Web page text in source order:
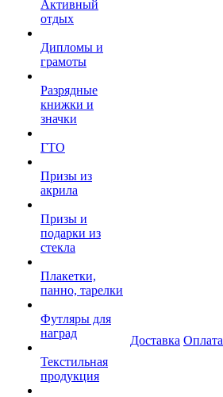
Активный
отдых
Дипломы и
грамоты
Разрядные
книжки и
значки
ГТО
Призы из
акрила
Призы и
подарки из
стекла
Плакетки,
панно, тарелки
Футляры для
наград
Текстильная
продукция
Доставка Оплата